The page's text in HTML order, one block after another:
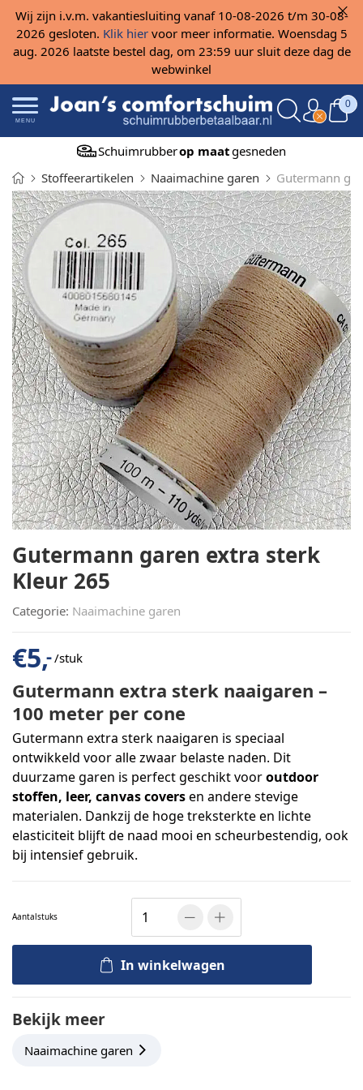
Wij zijn i.v.m. vakantiesluiting vanaf 10-08-2026 t/m 30-08-
2026 gesloten. Klik hiervoor meer informatie. Woensdag 5
aug. 2026 laatste bestel dag, om 23:59 uur sluit deze dag de
webwinkel
MENU
0
Schuimrubberop maatgesneden
Stoffeerartikelen
Naaimachine garen Gutermann
Gutermann garen extra sterk
Kleur 265
Categorie: Naaimachine garen
€5,-/stuk
Gutermann extra sterk naaigaren –
100 meter per cone
Gutermann extra sterk naaigaren is speciaal
ontwikkeld voor alle zwaar belaste naden. Dit
duurzame garen is perfect geschikt vooroutdoor
stoffen, leer, canvas coversen andere stevige
materialen. Dankzij de hoge treksterkte en lichte
elasticiteit blijft de naad mooi en scheurbestendig, ook
bij intensief gebruik.
Aantalstuks
In winkelwagen
Bekijk meer
Naaimachine garen